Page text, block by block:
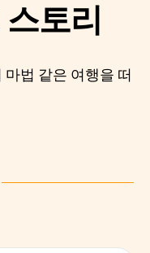
토리
법 같은 여행을 떠